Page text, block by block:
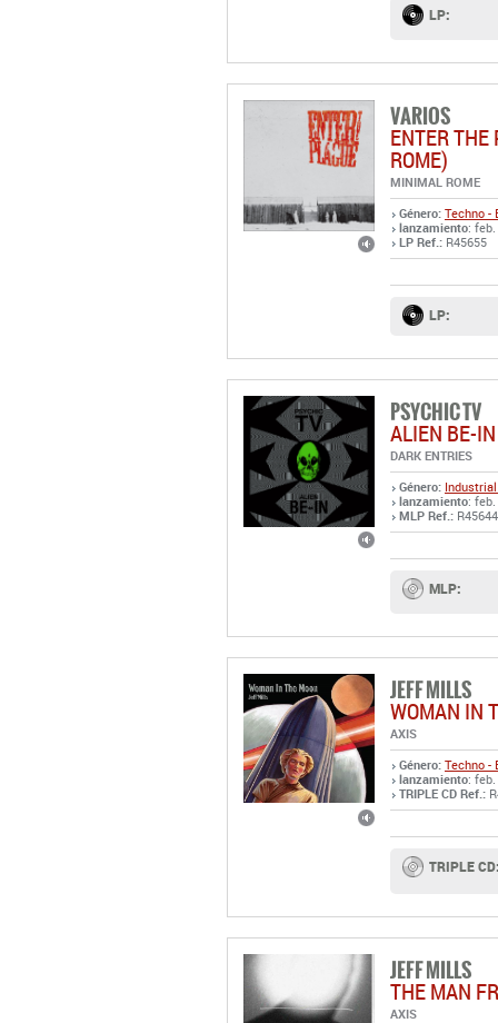
LP:
VARIOS
ENTER
ROME)
MINIMAL ROME
Género: Techno -
lanzamiento:
LP Ref.: R45655
LP:
PSYCHIC TV
ALIEN BE-
DARK ENTRIES
Género:
lanzamiento:
MLP Ref.: R45644
MLP:
JEFF MILLS
WOMAN IN
AXIS
Género: Techno -
lanzamiento:
TRIPLE CD Ref.:
TRIPLE
JEFF MILLS
THE MAN
AXIS